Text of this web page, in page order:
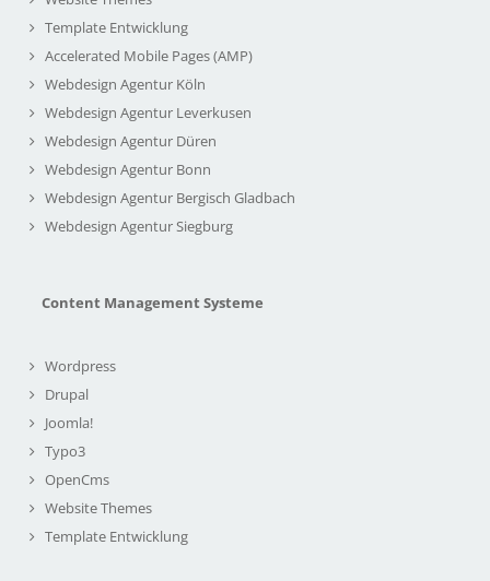
Template Entwicklung
Accelerated Mobile Pages (AMP)
Webdesign Agentur Köln
Webdesign Agentur Leverkusen
Webdesign Agentur Düren
Webdesign Agentur Bonn
Webdesign Agentur Bergisch Gladbach
Webdesign Agentur Siegburg
Content Management Systeme
Wordpress
Drupal
Joomla!
Typo3
OpenCms
Website Themes
Template Entwicklung